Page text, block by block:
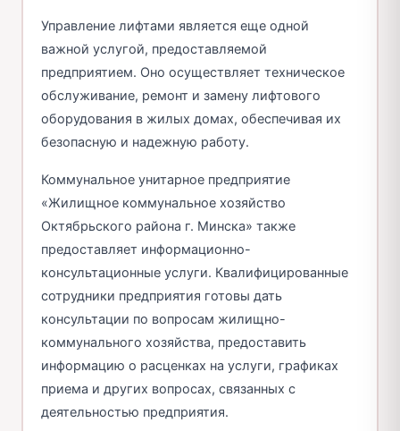
Управление лифтами является еще одной
важной услугой, предоставляемой
предприятием. Оно осуществляет техническое
обслуживание, ремонт и замену лифтового
оборудования в жилых домах, обеспечивая их
безопасную и надежную работу.
Коммунальное унитарное предприятие
«Жилищное коммунальное хозяйство
Октябрьского района г. Минска» также
предоставляет информационно-
консультационные услуги. Квалифицированные
сотрудники предприятия готовы дать
консультации по вопросам жилищно-
коммунального хозяйства, предоставить
информацию о расценках на услуги, графиках
приема и других вопросах, связанных с
деятельностью предприятия.